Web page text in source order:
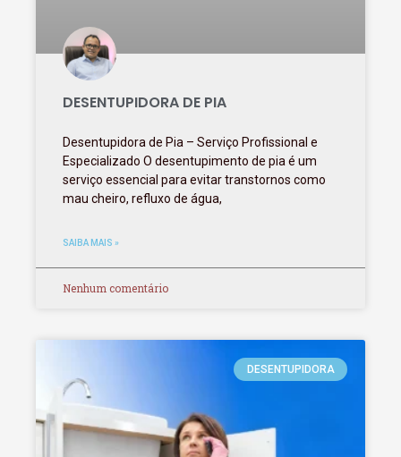
DESENTUPIDORA DE PIA
Desentupidora de Pia – Serviço Profissional e
Especializado O desentupimento de pia é um
serviço essencial para evitar transtornos como
mau cheiro, refluxo de água,
SAIBA MAIS »
Nenhum comentário
DESENTUPIDORA